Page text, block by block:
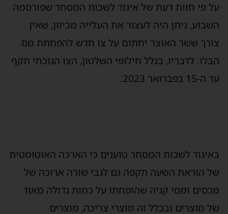
על פי חוות דעת של איגוד לשכות המסחר שפורסמה
השבוע, ניתן היה לעצור את העלייה מכיוון, שאין
צורך ששר האוצר יחתום על צו חדש להפחתת מס
הבלו. לדבריו, בגלל חילופי השלטון, הצו הנוכחי תקף
עד ה-15 בפברואר 2023.
באיגוד לשכות המסחר טוענים כי הארכה האוטומטית
של הוראת השעה תקפה גם לגבי שורה ארוכה של
מכסים ומסי קניה שהופחתו על כמות גדולה מאוד
של מוצרים ובכלל זה מוצרי צריכה, מוצרים